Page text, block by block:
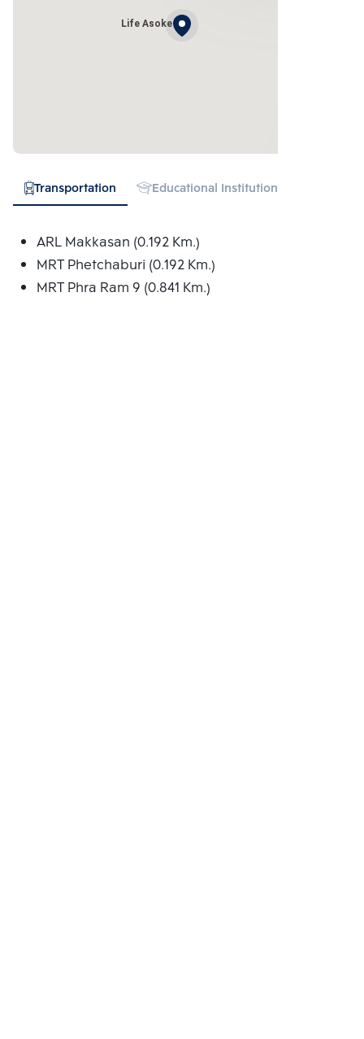
Life Asoke
Transportation Educational Institution
ARL Makkasan (0.192 Km.)
MRT Phetchaburi (0.192 Km.)
MRT Phra Ram 9 (0.841 Km.)